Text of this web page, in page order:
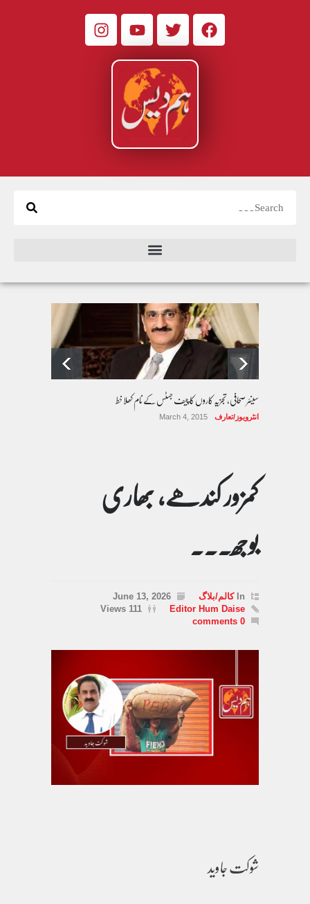
سینئر صحافی، تجزیہ کاروں کا چیف جسٹس کے نام کھلا خط
انٹرویوز/تعارف March 4, 2015
کمزور کندھے، بھاری
بوجھ۔۔۔
In کالم/بلاگ
June 13, 2026
Editor Hum Daise
111 Views
0 comments
شوکت جاوید